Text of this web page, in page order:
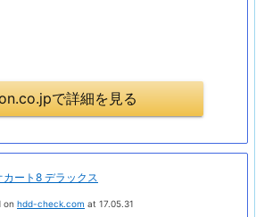
で詳細を見る
カート8 デラックス
on hdd-check.com at 17.05.31